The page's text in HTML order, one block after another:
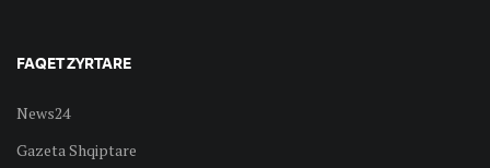
FAQET ZYRTARE
News24
Gazeta Shqiptare